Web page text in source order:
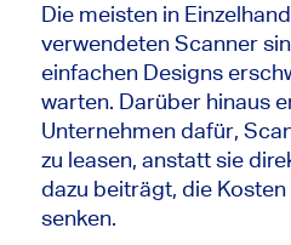
Die meisten in
verwendeten Scanner
einfachen Designs
warten. Darüber hinaus
Unternehmen dafür,
zu leasen, anstatt sie
dazu beiträgt, die
senken.